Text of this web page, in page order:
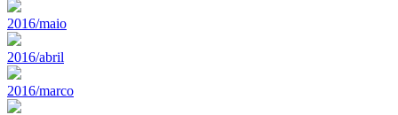
2016/maio
2016/abril
2016/marco